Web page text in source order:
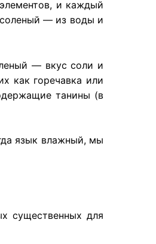
и каждый
— из воды и
— вкус соли и
как горечавка или
танины (в
язык влажный, мы
существенных для